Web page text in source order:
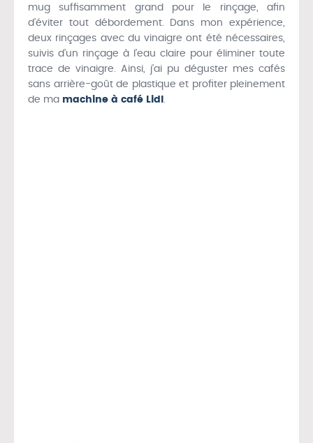
mug suffisamment grand pour le rinçage, afin
d’éviter tout débordement. Dans mon expérience,
deux rinçages avec du vinaigre ont été nécessaires,
suivis d’un rinçage à l’eau claire pour éliminer toute
trace de vinaigre. Ainsi, j’ai pu déguster mes cafés
sans arrière-goût de plastique et profiter pleinement
de ma machine à café Lidl .